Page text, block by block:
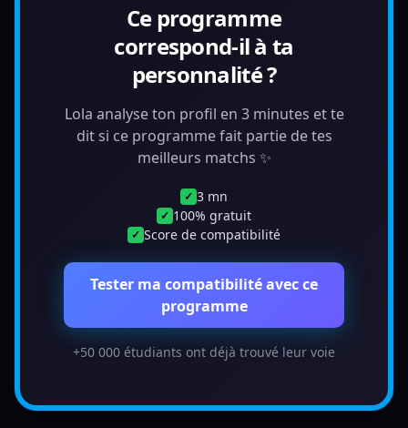
Ce programme
correspond-il à ta
personnalité ?
Lola analyse ton profil en 3 minutes et te
dit si ce programme fait partie de tes
meilleurs matchs ✨
✓ 3 mn
✓ 100% gratuit
✓ Score de compatibilité
Tester ma compatibilité avec ce
programme
+50 000 étudiants ont déjà trouvé leur voie